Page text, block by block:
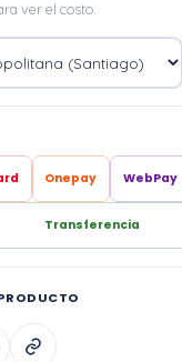
ver el costo.
Onepay WebPay
Transferencia